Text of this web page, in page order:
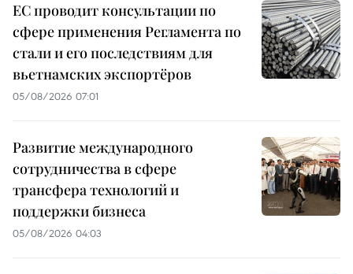
ЕС проводит консультации по
сфере применения Регламента по
стали и его последствиям для
вьетнамских экспортёров
05/08/2026 07:01
Развитие международного
сотрудничества в сфере
трансфера технологий и
поддержки бизнеса
05/08/2026 04:03